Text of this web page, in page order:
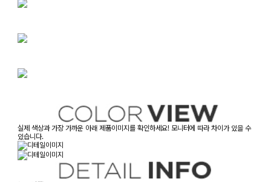
실제 색상과 가장 가까운 아래 제품이미지를 확인하세요! 모니터에 따라 차이가 있을 수
있습니다.